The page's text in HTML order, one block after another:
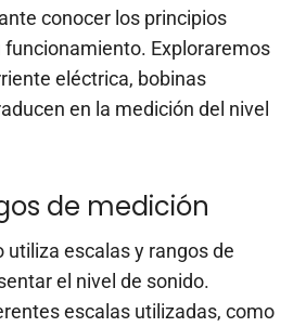
conocer los principios
funcionamiento. Exploraremos
eléctrica, bobinas
en la medición del nivel
de medición
utiliza escalas y rangos de
el nivel de sonido.
escalas utilizadas, como